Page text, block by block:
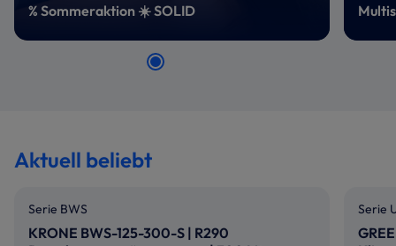
% Sommeraktion ☀️ SOLID
Aktuell beliebt
Serie BWS
KRONE BWS-125-300-S | R290
Serie